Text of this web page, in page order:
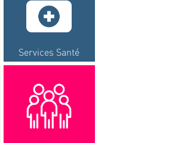
Services Santé